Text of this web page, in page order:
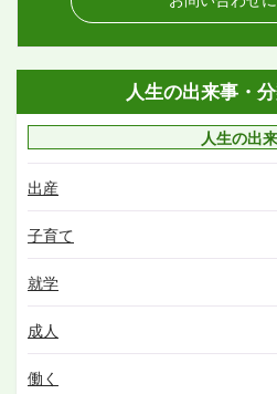
人生の出来事・
人生の出
出産
子育て
就学
成人
働く